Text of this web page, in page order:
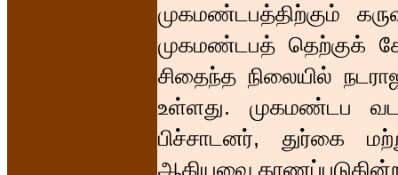
முகமண்டபத்திற்கும்
முகமண்டபத் தெற்குக்
சிதைந்த நிலையில்
உள்ளது. முகமண்டப
பிச்சாடனர், துர்கை
ஆகியவை